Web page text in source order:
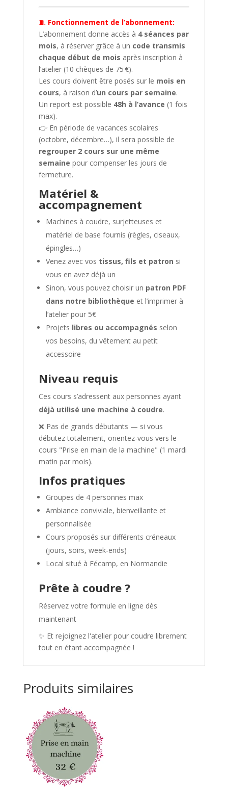
🧵 Fonctionnement de l’abonnement:
L’abonnement donne accès à 4 séances par
mois, à réserver grâce à un code transmis
chaque début de mois après inscription à
l’atelier (10 chèques de 75 €).
Les cours doivent être posés sur le mois en
cours, à raison d’un cours par semaine.
Un report est possible 48h à l’avance (1 fois
max).
👉 En période de vacances scolaires
(octobre, décembre…), il sera possible de
regrouper 2 cours sur une même
semaine pour compenser les jours de
fermeture.
Matériel &
accompagnement
Machines à coudre, surjetteuses et
matériel de base fournis (règles, ciseaux,
épingles…)
Venez avec vos tissus, fils et patron si
vous en avez déjà un
Sinon, vous pouvez choisir un patron PDF
dans notre bibliothèque et l’imprimer à
l’atelier pour 5€
Projets libres ou accompagnés selon
vos besoins, du vêtement au petit
accessoire
Niveau requis
Ces cours s’adressent aux personnes ayant
déjà utilisé une machine à coudre.
❌ Pas de grands débutants — si vous
débutez totalement, orientez-vous vers le
cours "Prise en main de la machine" (1 mardi
matin par mois).
Infos pratiques
Groupes de 4 personnes max
Ambiance conviviale, bienveillante et
personnalisée
Cours proposés sur différents créneaux
(jours, soirs, week-ends)
Local situé à Fécamp, en Normandie
Prête à coudre ?
Réservez votre formule en ligne dès
maintenant
✨ Et rejoignez l'atelier pour coudre librement
tout en étant accompagnée !
Produits similaires